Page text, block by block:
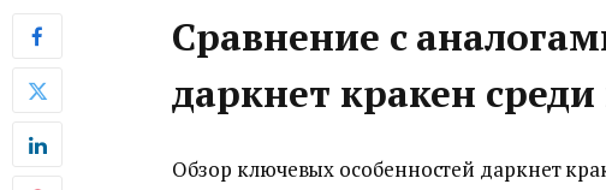
Сравнение с
даркнет кракен
Обзор ключевых особенностей даркнет